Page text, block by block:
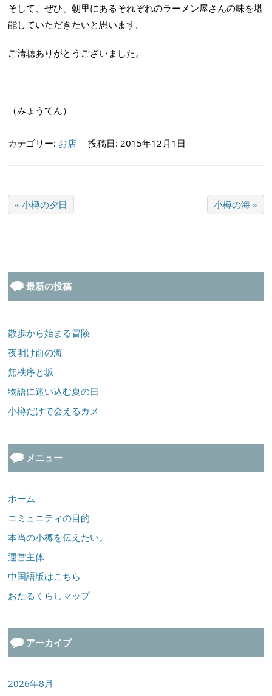
そして、ぜひ、朝里にあるそれぞれのラーメン屋さんの味を堪
能していただきたいと思います。
ご清聴ありがとうございました。
（みょうてん）
カテゴリー: お店 ｜投稿日: 2015年12月1日
« 小樽の夕日 小樽の海 »
最新の投稿
散歩から始まる冒険
夜明け前の海
無秩序と坂
物語に迷い込む夏の日
小樽だけで会えるカメ
メニュー
ホーム
コミュニティの目的
本当の小樽を伝えたい。
運営主体
中国語版はこちら
おたるくらしマップ
アーカイブ
2026年8月